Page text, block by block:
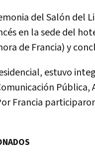
del Salón del
en la sede del
de Francia) y
estuvo
Francia